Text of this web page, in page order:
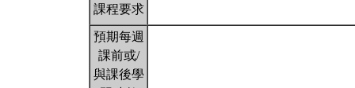
課程要求
預期每週
課前或/
與課後學